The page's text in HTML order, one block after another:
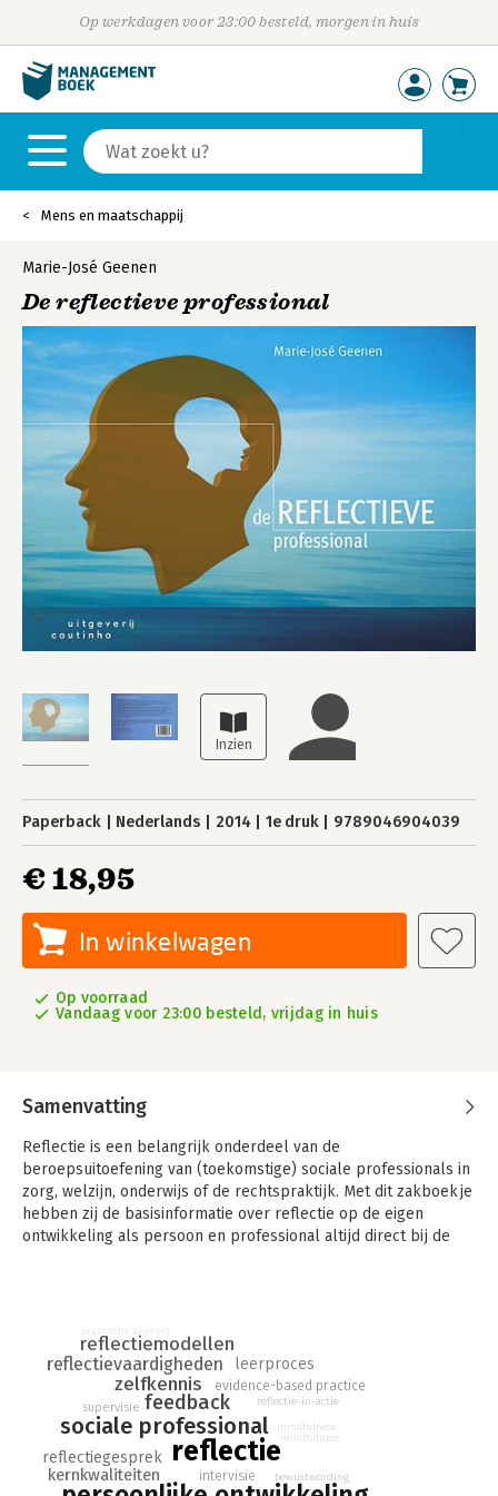
Op werkdagen voor 23:00 besteld, morgen in huis
Mens en maatschappij
Marie-José Geenen
De reflectieve professional
Paperback Nederlands 2014 1e druk 9789046904039
€ 18,95
In winkelwagen
Op voorraad
Vandaag voor 23:00 besteld, vrijdag in huis
Samenvatting
Reflectie is een belangrijk onderdeel van de
beroepsuitoefening van (toekomstige) sociale professionals in
zorg, welzijn, onderwijs of de rechtspraktijk. Met dit zakboekje
hebben zij de basisinformatie over reflectie op de eigen
ontwikkeling als persoon en professional altijd direct bij de
in de vijf rubrieken: wat, waarom, waartoe, hoe en met wie, voor
het reflecteren van de professional op zichzelf, anderen en de
omstandigheden.In overzichtelijke hoofdstukken zet dit
compacte naslagwerk op een toegankelijke, speelse manier
aan tot professionele reflectie. Er wordt beknopt weergegeven
wat reflectie inhoudt en waarom het belangrijk is voor mensen
die met mensen werken. Vervolgens krijgen lezers geschetst
reflectie
sociale professional
feedback
zelfkennis
reflectievaardigheden
kernkwaliteiten
reflectiemodellen
reflectiegesprek
leerproces
evidence-based practice
intervisie
reflectie-in-actie
bewustwording
supervisie
mindfulness
mindfulness
praktische wijsheid